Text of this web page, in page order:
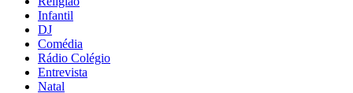
Infantil
DJ
Comédia
Rádio Colégio
Entrevista
Natal